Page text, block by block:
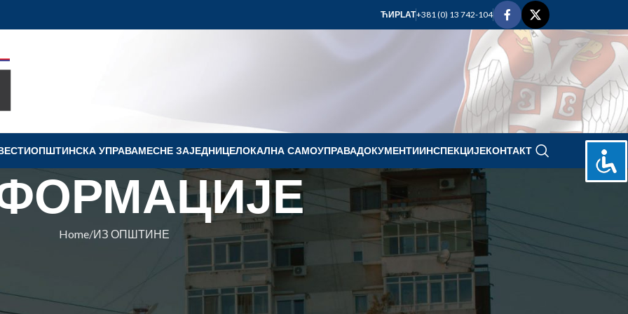
ЋИРLAT+381 (0) 13 742-104
OПШТИНСКА УПРАВАМЕСНЕ ЗАЈЕДНИЦЕЛОКАЛНА САМОУПРАВАДОКУМЕНТИИНСПЕКЦИЈЕКОНТАКТ
Home ИЗ ОПШТИНЕ
ЕВРОПЕ О ПРОГРАМУ
У ЛОКАЛНОЈ САМОУПРАВИ
mart 2021.
U S Č P
2 3 4 5